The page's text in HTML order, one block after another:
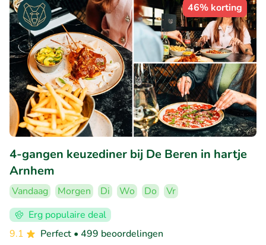
46% korting
4-gangen keuzediner bij De Beren in hartje
Arnhem
Vandaag Morgen Di Wo Do
Vr
Erg populaire deal
9.1
Perfect • 499 beoordelingen